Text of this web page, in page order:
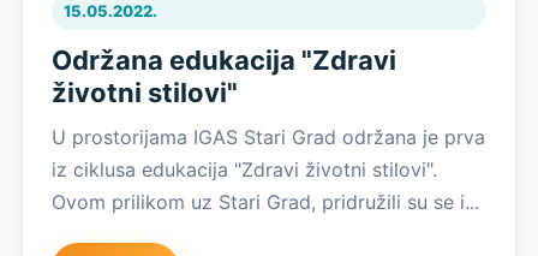
15.05.2022.
Održana edukacija "Zdravi
životni stilovi"
U prostorijama IGAS Stari Grad održana je prva
iz ciklusa edukacija "Zdravi životni stilovi".
Ovom prilikom uz Stari Grad, pridružili su se i...